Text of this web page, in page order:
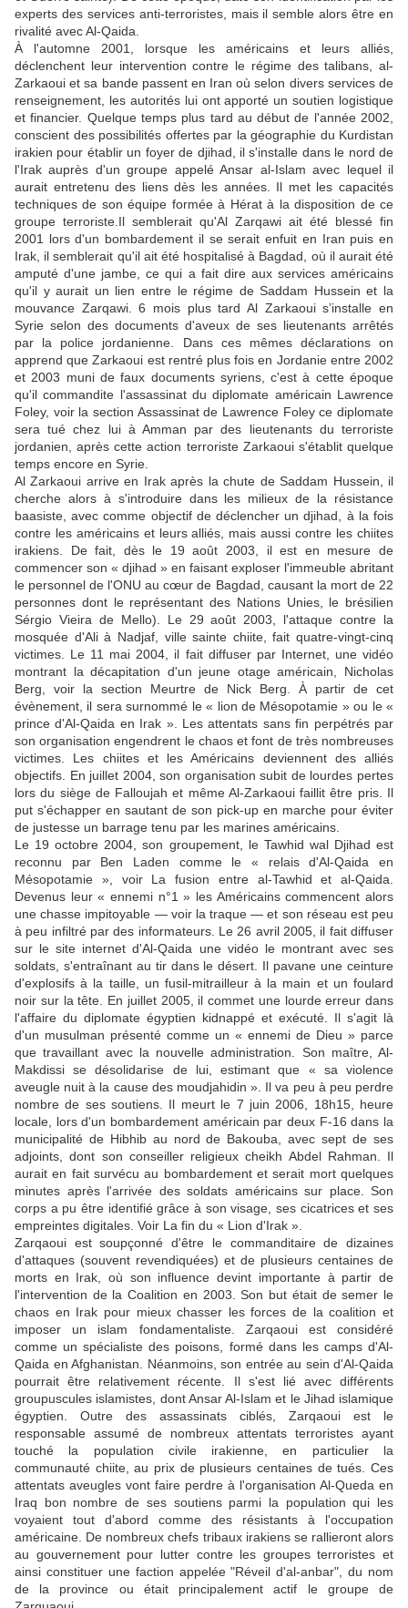
experts des services anti-terroristes, mais il semble alors être en
rivalité avec Al-Qaida.
À l'automne 2001, lorsque les américains et leurs alliés,
déclenchent leur intervention contre le régime des talibans, al-
Zarkaoui et sa bande passent en Iran où selon divers services de
renseignement, les autorités lui ont apporté un soutien logistique
et financier. Quelque temps plus tard au début de l'année 2002,
conscient des possibilités offertes par la géographie du Kurdistan
irakien pour établir un foyer de djihad, il s'installe dans le nord de
l'Irak auprès d'un groupe appelé Ansar al-Islam avec lequel il
aurait entretenu des liens dès les années. Il met les capacités
techniques de son équipe formée à Hérat à la disposition de ce
groupe terroriste.Il semblerait qu'Al Zarqawi ait été blessé fin
2001 lors d'un bombardement il se serait enfuit en Iran puis en
Irak, il semblerait qu'il ait été hospitalisé à Bagdad, où il aurait été
amputé d'une jambe, ce qui a fait dire aux services américains
qu'il y aurait un lien entre le régime de Saddam Hussein et la
mouvance Zarqawi. 6 mois plus tard Al Zarkaoui s’installe en
Syrie selon des documents d'aveux de ses lieutenants arrêtés
par la police jordanienne. Dans ces mêmes déclarations on
apprend que Zarkaoui est rentré plus fois en Jordanie entre 2002
et 2003 muni de faux documents syriens, c'est à cette époque
qu'il commandite l'assassinat du diplomate américain Lawrence
Foley, voir la section Assassinat de Lawrence Foley ce diplomate
sera tué chez lui à Amman par des lieutenants du terroriste
jordanien, après cette action terroriste Zarkaoui s'établit quelque
temps encore en Syrie.
Al Zarkaoui arrive en Irak après la chute de Saddam Hussein, il
cherche alors à s'introduire dans les milieux de la résistance
baasiste, avec comme objectif de déclencher un djihad, à la fois
contre les américains et leurs alliés, mais aussi contre les chiites
irakiens. De fait, dès le 19 août 2003, il est en mesure de
commencer son « djihad » en faisant exploser l'immeuble abritant
le personnel de l'ONU au cœur de Bagdad, causant la mort de 22
personnes dont le représentant des Nations Unies, le brésilien
Sérgio Vieira de Mello). Le 29 août 2003, l'attaque contre la
mosquée d'Ali à Nadjaf, ville sainte chiite, fait quatre-vingt-cinq
victimes. Le 11 mai 2004, il fait diffuser par Internet, une vidéo
montrant la décapitation d'un jeune otage américain, Nicholas
Berg, voir la section Meurtre de Nick Berg. À partir de cet
évènement, il sera surnommé le « lion de Mésopotamie » ou le «
prince d'Al-Qaida en Irak ». Les attentats sans fin perpétrés par
son organisation engendrent le chaos et font de très nombreuses
victimes. Les chiites et les Américains deviennent des alliés
objectifs. En juillet 2004, son organisation subit de lourdes pertes
lors du siège de Falloujah et même Al-Zarkaoui faillit être pris. Il
put s'échapper en sautant de son pick-up en marche pour éviter
de justesse un barrage tenu par les marines américains.
Le 19 octobre 2004, son groupement, le Tawhid wal Djihad est
reconnu par Ben Laden comme le « relais d'Al-Qaida en
Mésopotamie », voir La fusion entre al-Tawhid et al-Qaida.
Devenus leur « ennemi n°1 » les Américains commencent alors
une chasse impitoyable — voir la traque — et son réseau est peu
à peu infiltré par des informateurs. Le 26 avril 2005, il fait diffuser
sur le site internet d'Al-Qaida une vidéo le montrant avec ses
soldats, s'entraînant au tir dans le désert. Il pavane une ceinture
d'explosifs à la taille, un fusil-mitrailleur à la main et un foulard
noir sur la tête. En juillet 2005, il commet une lourde erreur dans
l'affaire du diplomate égyptien kidnappé et exécuté. Il s'agit là
d'un musulman présenté comme un « ennemi de Dieu » parce
que travaillant avec la nouvelle administration. Son maître, Al-
Makdissi se désolidarise de lui, estimant que « sa violence
aveugle nuit à la cause des moudjahidin ». Il va peu à peu perdre
nombre de ses soutiens. Il meurt le 7 juin 2006, 18h15, heure
locale, lors d'un bombardement américain par deux F-16 dans la
municipalité de Hibhib au nord de Bakouba, avec sept de ses
adjoints, dont son conseiller religieux cheikh Abdel Rahman. Il
aurait en fait survécu au bombardement et serait mort quelques
minutes après l'arrivée des soldats américains sur place. Son
corps a pu être identifié grâce à son visage, ses cicatrices et ses
empreintes digitales. Voir La fin du « Lion d'Irak ».
Zarqaoui est soupçonné d'être le commanditaire de dizaines
d'attaques (souvent revendiquées) et de plusieurs centaines de
morts en Irak, où son influence devint importante à partir de
l'intervention de la Coalition en 2003. Son but était de semer le
chaos en Irak pour mieux chasser les forces de la coalition et
imposer un islam fondamentaliste. Zarqaoui est considéré
comme un spécialiste des poisons, formé dans les camps d'Al-
Qaida en Afghanistan. Néanmoins, son entrée au sein d'Al-Qaida
pourrait être relativement récente. Il s'est lié avec différents
groupuscules islamistes, dont Ansar Al-Islam et le Jihad islamique
égyptien. Outre des assassinats ciblés, Zarqaoui est le
responsable assumé de nombreux attentats terroristes ayant
touché la population civile irakienne, en particulier la
communauté chiite, au prix de plusieurs centaines de tués. Ces
attentats aveugles vont faire perdre à l'organisation Al-Queda en
Iraq bon nombre de ses soutiens parmi la population qui les
voyaient tout d'abord comme des résistants à l'occupation
américaine. De nombreux chefs tribaux irakiens se rallieront alors
au gouvernement pour lutter contre les groupes terroristes et
ainsi constituer une faction appelée "Réveil d'al-anbar", du nom
de la province ou était principalement actif le groupe de